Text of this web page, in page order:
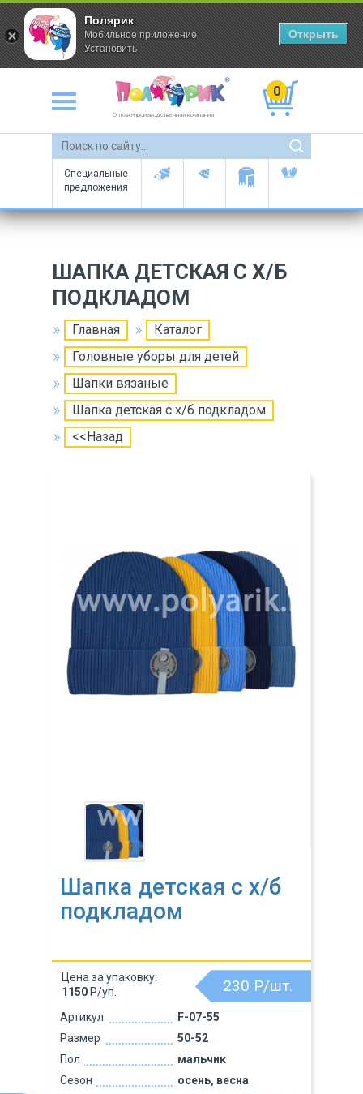
Оптово-производственная компания
0
Специальные
предложения
ШАПКА ДЕТСКАЯ С Х/Б
ПОДКЛАДОМ
Главная
Каталог
Головные уборы для детей
Шапки вязаные
Шапка детская с х/б подкладом
<<Назад
Шапка детская с х/б
подкладом
Артикул
F-07-55
Размер
50-52
Пол
мальчик
Сезон
осень, весна
230 Р/шт.
Цена за упаковку:
1150 Р/уп.
Полярик
Мобильное приложение
Установить
Открыть